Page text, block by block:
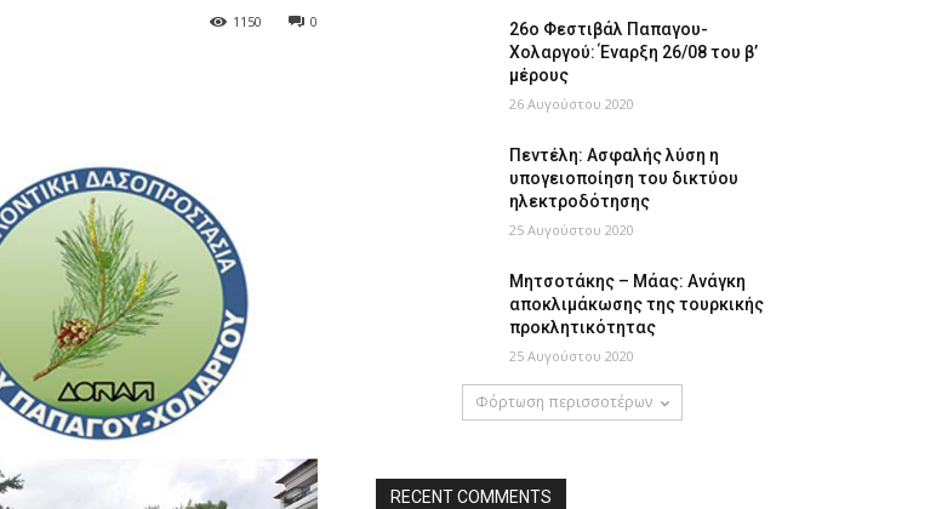
0
1150
26ο Φεστιβάλ Παπαγου-
Χολαργού: Έναρξη 26/08 του β’
μέρους
26 Αυγούστου 2020
Πεντέλη: Ασφαλής λύση η
υπογειοποίηση του δικτύου
ηλεκτροδότησης
25 Αυγούστου 2020
Μητσοτάκης – Μάας: Ανάγκη
αποκλιμάκωσης της τουρκικής
προκλητικότητας
25 Αυγούστου 2020
Φόρτωση περισσοτέρων
RECENT COMMENTS